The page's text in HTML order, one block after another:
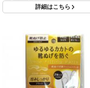
詳細はこちら